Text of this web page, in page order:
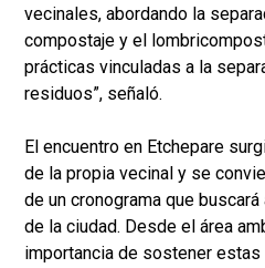
vecinales, abordando la
compostaje y el
prácticas vinculadas a la
residuos”, señaló.
El encuentro en Etchepare
de la propia vecinal y se
de un cronograma que
de la ciudad. Desde el área
importancia de sostener